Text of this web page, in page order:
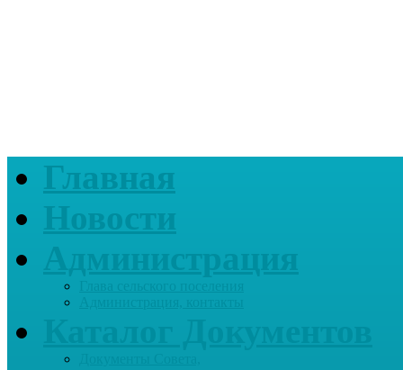
Главная
Новости
Администрация